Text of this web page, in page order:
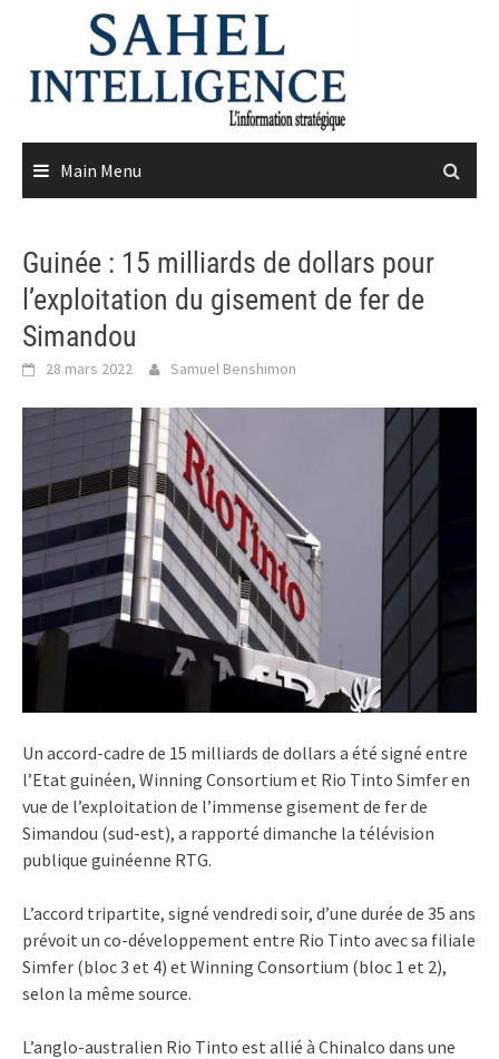
content
Main Menu
Guinée : 15 milliards de dollars pour
l’exploitation du gisement de fer de
Simandou
28 mars 2022 Samuel Benshimon
Un accord-cadre de 15 milliards de dollars a été signé entre
l’Etat guinéen, Winning Consortium et Rio Tinto Simfer en
vue de l’exploitation de l’immense gisement de fer de
Simandou (sud-est), a rapporté dimanche la télévision
publique guinéenne RTG.
L’accord tripartite, signé vendredi soir, d’une durée de 35 ans
prévoit un co-développement entre Rio Tinto avec sa filiale
Simfer (bloc 3 et 4) et Winning Consortium (bloc 1 et 2),
selon la même source.
L’anglo-australien Rio Tinto est allié à Chinalco dans une